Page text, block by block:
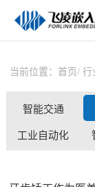
方案定制
当前位置： 首页 行
智能交通
工业自动化